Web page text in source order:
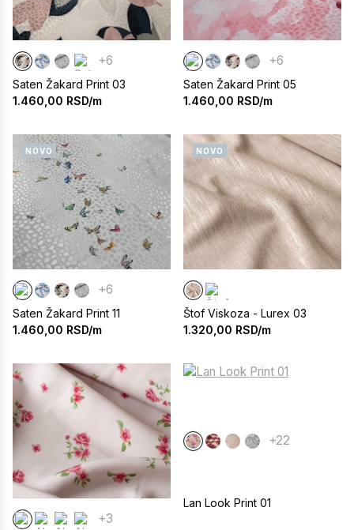
+6
Saten Žakard Print 03
1.460,00 RSD/m
+6
Saten Žakard Print 05
1.460,00 RSD/m
NOVO
+6
Saten Žakard Print 11
1.460,00 RSD/m
NOVO
Štof Viskoza - Lurex 03
1.320,00 RSD/m
+3
+22
Lan Look Print 01